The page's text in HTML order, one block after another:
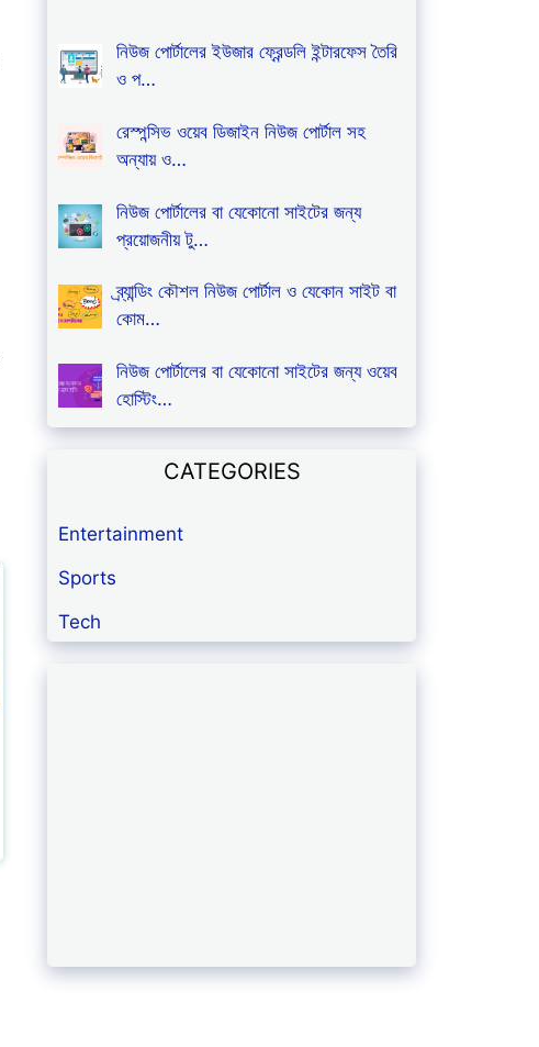
নিউজ পোর্টালের ইউজার ফ্রেন্ডলি ইন্টারফেস তৈরি
ও প…
রেস্পন্সিভ ওয়েব ডিজাইন নিউজ পোর্টাল সহ
অন্যায় ও…
নিউজ পোর্টালের বা যেকোনো সাইটের জন্য
প্রয়োজনীয় টু…
ব্র্যান্ডিং কৌশল নিউজ পোর্টাল ও যেকোন সাইট বা
কোম…
নিউজ পোর্টালের বা যেকোনো সাইটের জন্য ওয়েব
হোস্টিং…
CATEGORIES
Entertainment
Sports
Tech